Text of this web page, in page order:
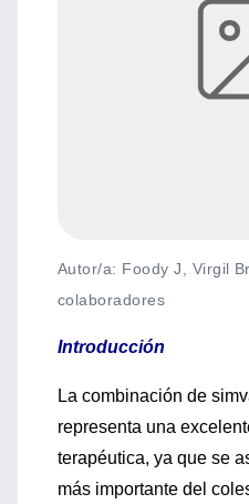
Autor/a: Foody J, Virgil
colaboradores
Introducción
La combinación de
representa una
terapéutica, ya que se
más importante del